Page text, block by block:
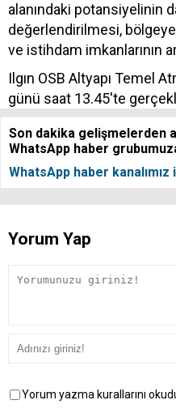
alanındaki potansiyelinin
değerlendirilmesi,
ve istihdam imkanlarının
Ilgın OSB Altyapı Temel
günü saat 13.45'te
Son dakika gelişmelerden
WhatsApp haber
WhatsApp haber kanalımız
Yorum Yap
Yorum yazma kurallarını